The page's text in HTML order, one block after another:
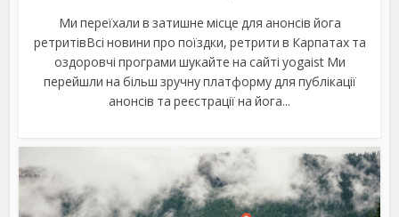
Ми переїхали в затишне місце для анонсів йога
ретритівВсі новини про поїздки, ретрити в Карпатах та
оздоровчі програми шукайте на сайті yogaist Ми
перейшли на більш зручну платформу для публікації
анонсів та реєстрації на йога...